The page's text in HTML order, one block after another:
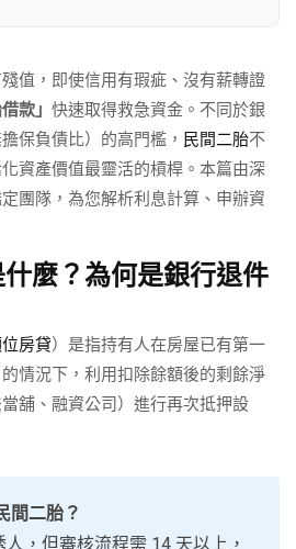
值，即使信用有瑕疵、沒有薪轉證
款」 快速取得救急資金。不同於銀
擔保負債比）的高門檻， 民間二胎不
資產價值最靈活的槓桿。本篇由深
團隊，為您解析利息計算、申辦資
麼？為何是銀行退件
房貸）是指持有人在房屋已有第一
情況下，利用扣除餘額後的剩餘淨
舖、融資公司）進行再次抵押設
間二胎？
，但審核流程需 14 天以上，